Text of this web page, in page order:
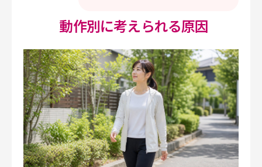
動作別に考えられる原因